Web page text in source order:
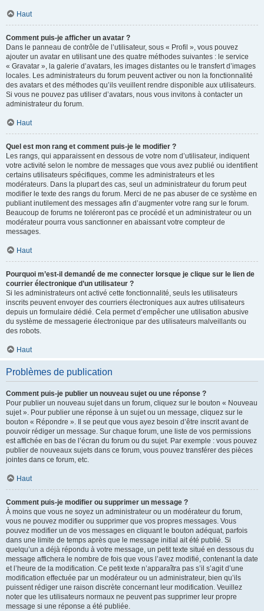
Haut
Comment puis-je afficher un avatar ?
Dans le panneau de contrôle de l’utilisateur, sous « Profil », vous pouvez
ajouter un avatar en utilisant une des quatre méthodes suivantes : le service
« Gravatar », la galerie d’avatars, les images distantes ou le transfert d’images
locales. Les administrateurs du forum peuvent activer ou non la fonctionnalité
des avatars et des méthodes qu’ils veuillent rendre disponible aux utilisateurs.
Si vous ne pouvez pas utiliser d’avatars, nous vous invitons à contacter un
administrateur du forum.
Haut
Quel est mon rang et comment puis-je le modifier ?
Les rangs, qui apparaissent en dessous de votre nom d’utilisateur, indiquent
votre activité selon le nombre de messages que vous avez publié ou identifient
certains utilisateurs spécifiques, comme les administrateurs et les
modérateurs. Dans la plupart des cas, seul un administrateur du forum peut
modifier le texte des rangs du forum. Merci de ne pas abuser de ce système en
publiant inutilement des messages afin d’augmenter votre rang sur le forum.
Beaucoup de forums ne toléreront pas ce procédé et un administrateur ou un
modérateur pourra vous sanctionner en abaissant votre compteur de
messages.
Haut
Pourquoi m’est-il demandé de me connecter lorsque je clique sur le lien de
courrier électronique d’un utilisateur ?
Si les administrateurs ont activé cette fonctionnalité, seuls les utilisateurs
inscrits peuvent envoyer des courriers électroniques aux autres utilisateurs
depuis un formulaire dédié. Cela permet d’empêcher une utilisation abusive
du système de messagerie électronique par des utilisateurs malveillants ou
des robots.
Haut
Problèmes de publication
Comment puis-je publier un nouveau sujet ou une réponse ?
Pour publier un nouveau sujet dans un forum, cliquez sur le bouton « Nouveau
sujet ». Pour publier une réponse à un sujet ou un message, cliquez sur le
bouton « Répondre ». Il se peut que vous ayez besoin d’être inscrit avant de
pouvoir rédiger un message. Sur chaque forum, une liste de vos permissions
est affichée en bas de l’écran du forum ou du sujet. Par exemple : vous pouvez
publier de nouveaux sujets dans ce forum, vous pouvez transférer des pièces
jointes dans ce forum, etc.
Haut
Comment puis-je modifier ou supprimer un message ?
À moins que vous ne soyez un administrateur ou un modérateur du forum,
vous ne pouvez modifier ou supprimer que vos propres messages. Vous
pouvez modifier un de vos messages en cliquant le bouton adéquat, parfois
dans une limite de temps après que le message initial ait été publié. Si
quelqu’un a déjà répondu à votre message, un petit texte situé en dessous du
message affichera le nombre de fois que vous l’avez modifié, contenant la date
et l’heure de la modification. Ce petit texte n’apparaîtra pas s’il s’agit d’une
modification effectuée par un modérateur ou un administrateur, bien qu’ils
puissent rédiger une raison discrète concernant leur modification. Veuillez
noter que les utilisateurs normaux ne peuvent pas supprimer leur propre
message si une réponse a été publiée.